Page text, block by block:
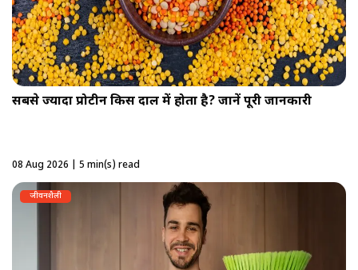
सबसे ज्यादा प्रोटीन किस दाल में होता है? जानें पूरी जानकारी
08 Aug 2026 | 5 min(s) read
जीवनशैली